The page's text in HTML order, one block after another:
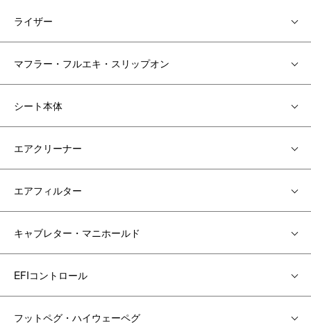
ライザー
マフラー・フルエキ・スリップオン
シート本体
エアクリーナー
エアフィルター
キャブレター・マニホールド
EFIコントロール
フットペグ・ハイウェーペグ